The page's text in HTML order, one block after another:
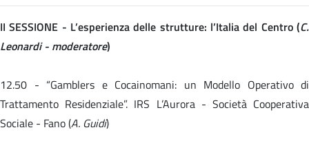
II SESSIONE - L’esperienza delle strutture: l’Italia del Centro (C.
Leonardi - moderatore)
12.50 - “Gamblers e Cocainomani: un Modello Operativo di
Trattamento Residenziale”. IRS L’Aurora - Società Cooperativa
Sociale - Fano (A. Guidi)